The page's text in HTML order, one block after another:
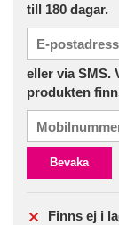
till 180 dagar.
eller via SMS.
produkten
Bevaka
Finns ej i